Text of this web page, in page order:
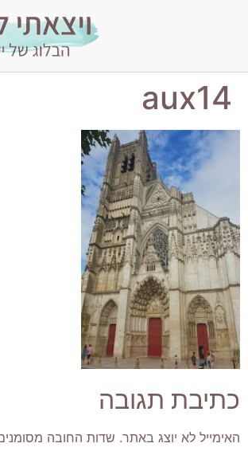
aux14
כתיבת תגובה
האימייל לא יוצג באתר. שדות החובה